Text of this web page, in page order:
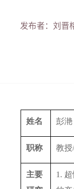
发布者：刘晋
姓名 彭滟
职称 教
主要
1.